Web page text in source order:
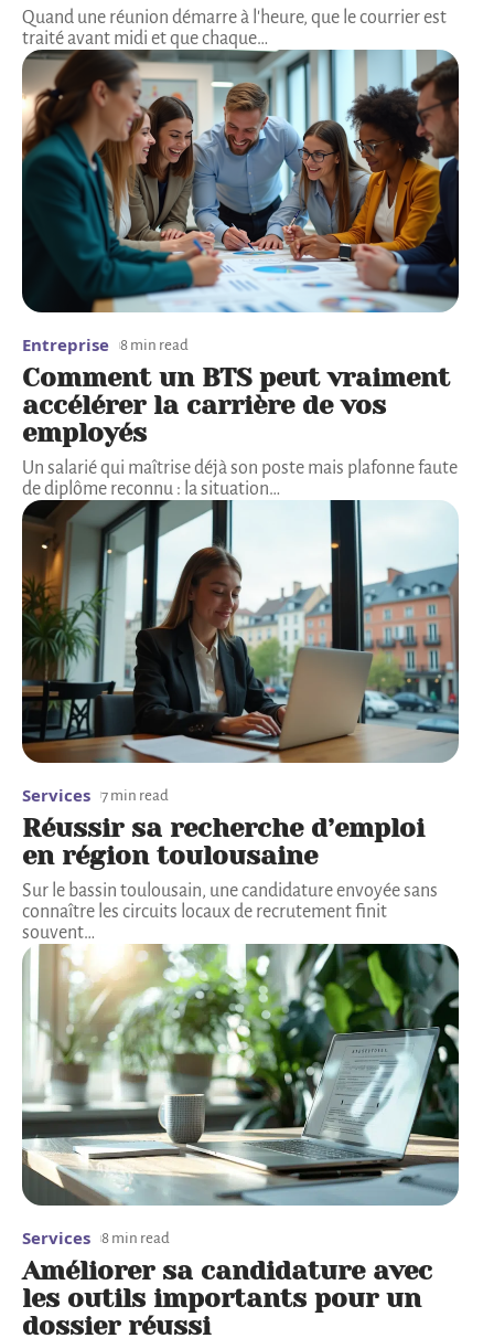
Quand une réunion démarre à l'heure, que le courrier est
traité avant midi et que chaque…
Entreprise 8 min read
Comment un BTS peut vraiment
accélérer la carrière de vos
employés
Un salarié qui maîtrise déjà son poste mais plafonne faute
de diplôme reconnu : la situation…
Services 7 min read
Réussir sa recherche d’emploi
en région toulousaine
Sur le bassin toulousain, une candidature envoyée sans
connaître les circuits locaux de recrutement finit
souvent…
Services 8 min read
Améliorer sa candidature avec
les outils importants pour un
dossier réussi